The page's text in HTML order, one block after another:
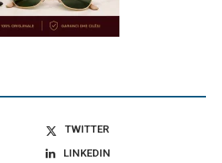
TWITTER
LINKEDIN